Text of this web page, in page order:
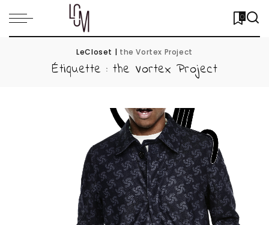
0
LeCloset | the Vortex Project
Étiquette : the Vortex Project